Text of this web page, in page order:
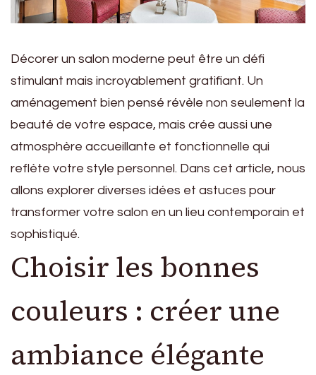
Décorer un salon moderne peut être un défi
stimulant mais incroyablement gratifiant. Un
aménagement bien pensé révèle non seulement la
beauté de votre espace, mais crée aussi une
atmosphère accueillante et fonctionnelle qui
reflète votre style personnel. Dans cet article, nous
allons explorer diverses idées et astuces pour
transformer votre salon en un lieu contemporain et
sophistiqué.
Choisir les bonnes
couleurs : créer une
ambiance élégante